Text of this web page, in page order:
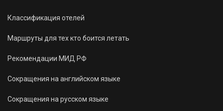
Классификация отелей
Маршруты для тех кто боится летать
Рекомендации МИД РФ
Сокращения на английском языке
Сокращения на русском языке